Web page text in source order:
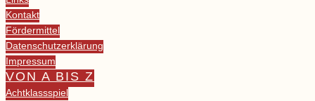
Kontakt
Fördermittel
Datenschutzerklärung
Impressum
VON A BIS Z
Achtklassspiel